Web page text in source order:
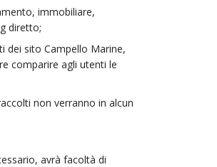
immobiliare,
diretto;
dei sito Campello Marine,
comparire agli utenti le
non verranno in alcun
avrà facoltà di